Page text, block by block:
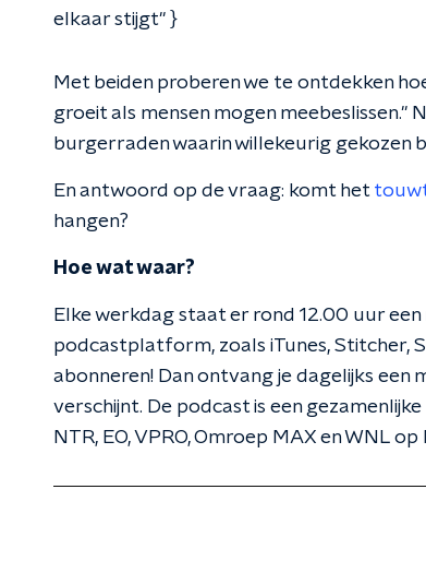
elkaar stijgt" }
Met beiden proberen we te ontdekken
groeit als mensen mogen meebeslissen."
burgerraden waarin willekeurig gekozen
En antwoord op de vraag: komt het
hangen?
Hoe wat waar?
Elke werkdag staat er rond 12.00 uur
podcastplatform, zoals iTunes, Stitcher,
abonneren! Dan ontvang je dagelijks een
verschijnt. De podcast is een
NTR, EO, VPRO, Omroep MAX en WNL op